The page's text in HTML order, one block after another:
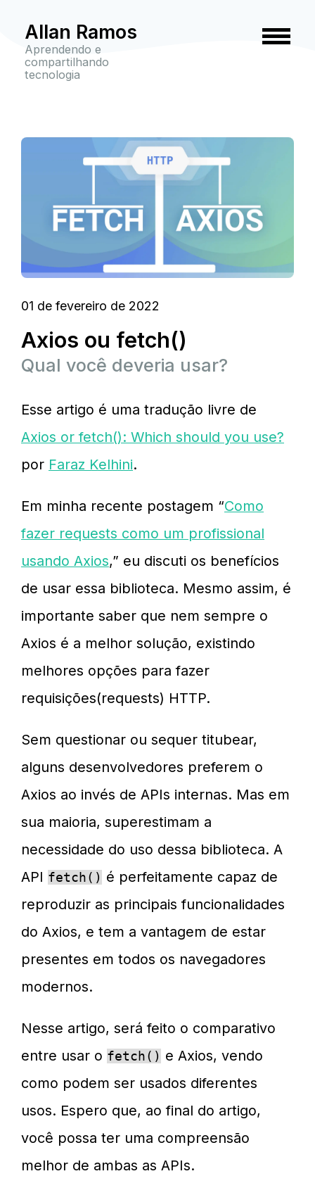
Allan Ramos
Aprendendo e
compartilhando
tecnologia
01 de fevereiro de 2022
Axios ou fetch()
Qual você deveria usar?
Esse artigo é uma tradução livre de
Axios or fetch(): Which should you use?
por Faraz Kelhini.
Em minha recente postagem “Como
fazer requests como um profissional
usando Axios,” eu discuti os benefícios
de usar essa biblioteca. Mesmo assim, é
importante saber que nem sempre o
Axios é a melhor solução, existindo
melhores opções para fazer
requisições(requests) HTTP.
Sem questionar ou sequer titubear,
alguns desenvolvedores preferem o
Axios ao invés de APIs internas. Mas em
sua maioria, superestimam a
necessidade do uso dessa biblioteca. A
API fetch() é perfeitamente capaz de
reproduzir as principais funcionalidades
do Axios, e tem a vantagem de estar
presentes em todos os navegadores
modernos.
Nesse artigo, será feito o comparativo
entre usar o fetch() e Axios, vendo
como podem ser usados diferentes
usos. Espero que, ao final do artigo,
você possa ter uma compreensão
melhor de ambas as APIs.